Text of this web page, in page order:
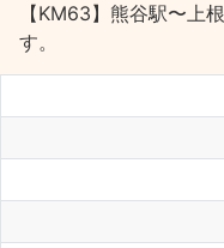
【KM63】熊谷駅〜上
す。